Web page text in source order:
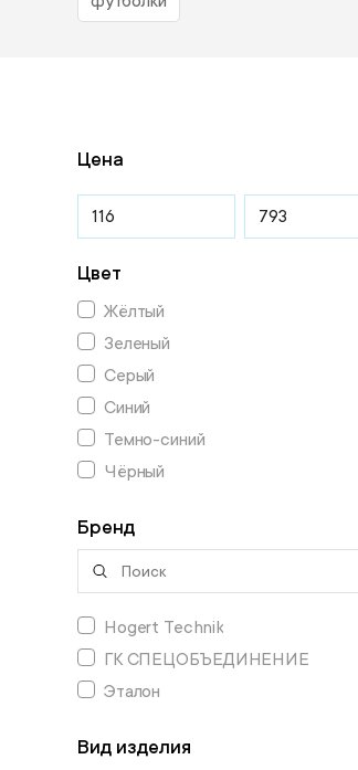
Цена
Цвет
Жёлтый
Зеленый
Серый
Синий
Темно-синий
Чёрный
Бренд
Hogert Technik
ГК СПЕЦОБЪЕДИНЕНИЕ
Эталон
Вид изделия